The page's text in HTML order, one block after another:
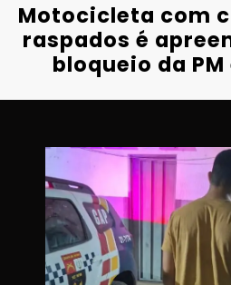
Motocicleta com
raspados é
bloqueio da